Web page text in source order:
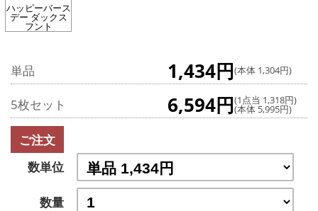
ハッピーバース
デー ダックス
フント
単品 1,434円(本体 1,304円)
5枚セット 6,594円(1点当 1,318円)
(本体 5,995円)
ご注文
数単位
数量